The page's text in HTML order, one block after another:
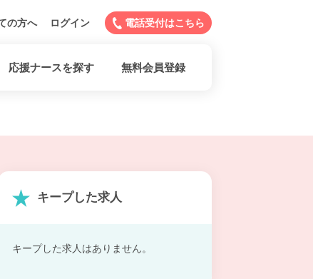
の方へ ログイン 電話受付はこちら
応援ナースを探す 無料会員登録
キープした求人
キープした求人はありません。